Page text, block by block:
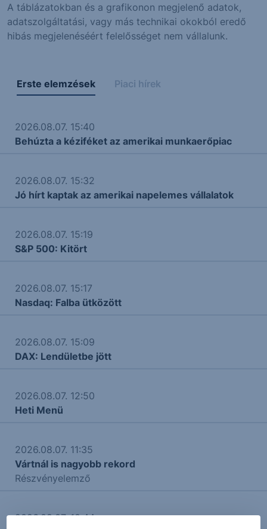
A táblázatokban és a grafikonon megjelenő adatok,
adatszolgáltatási, vagy más technikai okokból eredő
hibás megjelenéséért felelősséget nem vállalunk.
Erste elemzések Piaci hírek
2026.08.07. 15:40
Behúzta a kéziféket az amerikai munkaerőpiac
2026.08.07. 15:32
Jó hírt kaptak az amerikai napelemes vállalatok
2026.08.07. 15:19
S&P 500: Kitört
2026.08.07. 15:17
Nasdaq: Falba ütközött
2026.08.07. 15:09
DAX: Lendületbe jött
2026.08.07. 12:50
Heti Menü
2026.08.07. 11:35
Vártnál is nagyobb rekord
Részvényelemző
2026.08.07. 10:44